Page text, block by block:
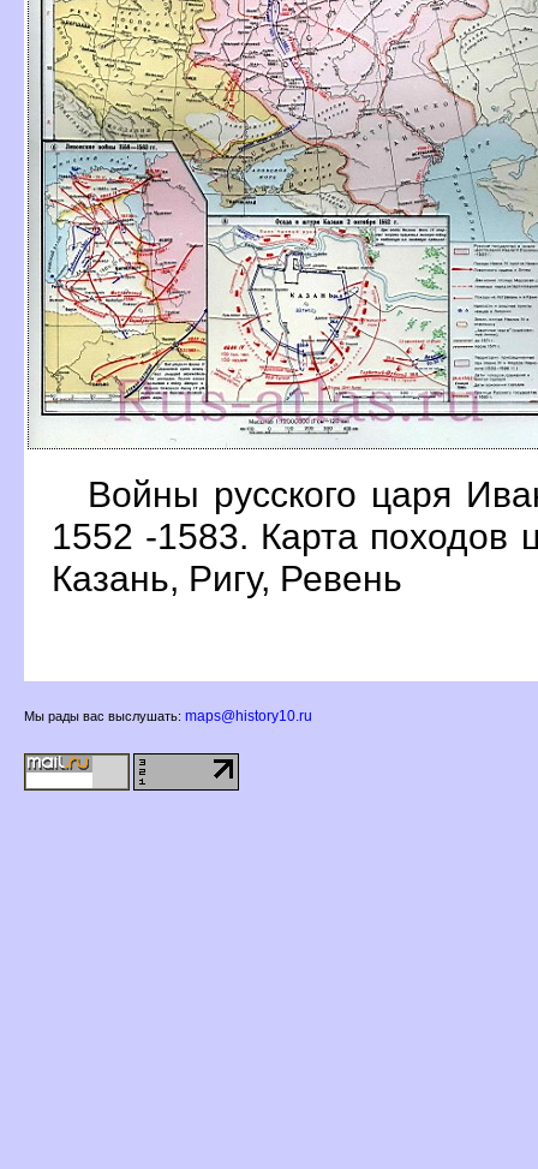
Войны русского царя
1552 -1583. Карта походов
Казань, Ригу, Ревень
Мы рады вас выслушать: maps@history10.ru